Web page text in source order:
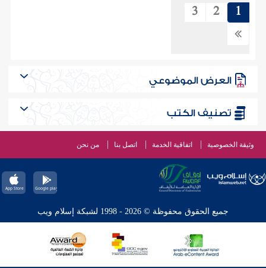
1
2
3
العرض الموضوعي
تصنيف الكتب
وثيقة الخصوصية اتفاقية الخدمة اتصل بنا من نحن
جميع الحقوق محفوظة © 2026 - 1998 لشبكة إسلام ويب